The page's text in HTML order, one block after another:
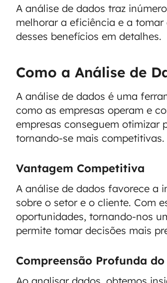
A análise de dados traz
melhorar a eficiência e a
desses benefícios em detalhes.
Como a Análise de
A análise de dados é uma
como as empresas operam e
empresas conseguem otimizar
tornando-se mais competitivas.
Vantagem Competitiva
A análise de dados favorece a
sobre o setor e o cliente. Com
oportunidades, tornando-nos
permite tomar decisões mais
Compreensão Profunda